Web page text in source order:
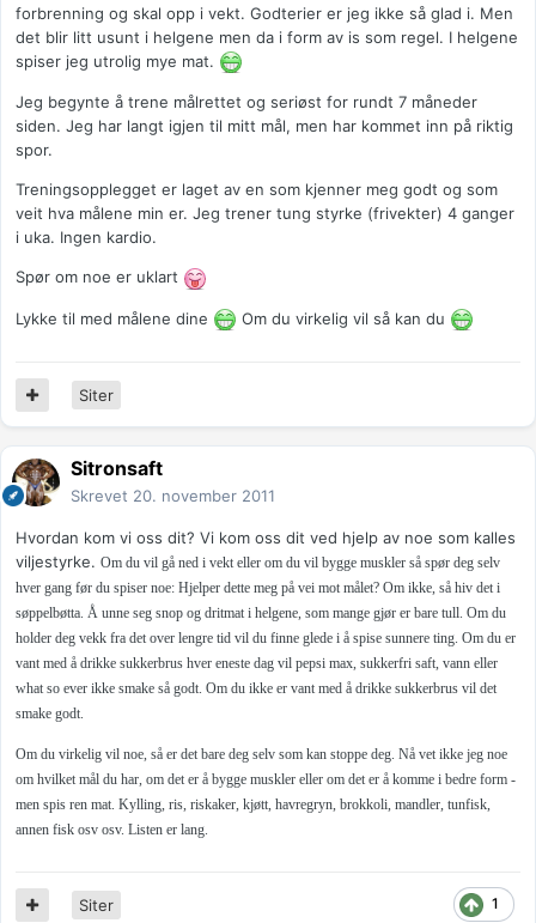
forbrenning og skal opp i vekt. Godterier er jeg ikke så glad i. Men
det blir litt usunt i helgene men da i form av is som regel. I helgene
spiser jeg utrolig mye mat.
Jeg begynte å trene målrettet og seriøst for rundt 7 måneder
siden. Jeg har langt igjen til mitt mål, men har kommet inn på riktig
spor.
Treningsopplegget er laget av en som kjenner meg godt og som
veit hva målene min er. Jeg trener tung styrke (frivekter) 4 ganger
i uka. Ingen kardio.
Spør om noe er uklart
Lykke til med målene dine Om du virkelig vil så kan du
Siter
Sitronsaft
Skrevet 20. november 2011
Hvordan kom vi oss dit? Vi kom oss dit ved hjelp av noe som kalles
viljestyrke. Om du vil gå ned i vekt eller om du vil bygge muskler så spør deg selv
hver gang før du spiser noe: Hjelper dette meg på vei mot målet? Om ikke, så hiv det i
søppelbøtta. Å unne seg snop og dritmat i helgene, som mange gjør er bare tull. Om du
holder deg vekk fra det over lengre tid vil du finne glede i å spise sunnere ting. Om du er
vant med å drikke sukkerbrus hver eneste dag vil pepsi max, sukkerfri saft, vann eller
what so ever ikke smake så godt. Om du ikke er vant med å drikke sukkerbrus vil det
smake godt.
Om du virkelig vil noe, så er det bare deg selv som kan stoppe deg. Nå vet ikke jeg noe
om hvilket mål du har, om det er å bygge muskler eller om det er å komme i bedre form -
men spis ren mat. Kylling, ris, riskaker, kjøtt, havregryn, brokkoli, mandler, tunfisk,
annen fisk osv osv. Listen er lang.
1
Siter